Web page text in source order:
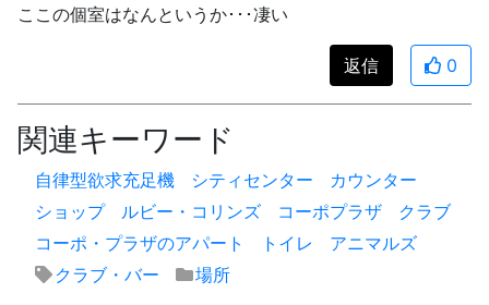
ここの個室はなんというか･･･凄い
返信 0
関連キーワード
自律型欲求充足機 シティセンター
カウンター
ショップ
ルビー・コリンズ コーポプラザ
クラブ
コーポ・プラザのアパート
トイレ
アニマルズ
クラブ・バー
場所